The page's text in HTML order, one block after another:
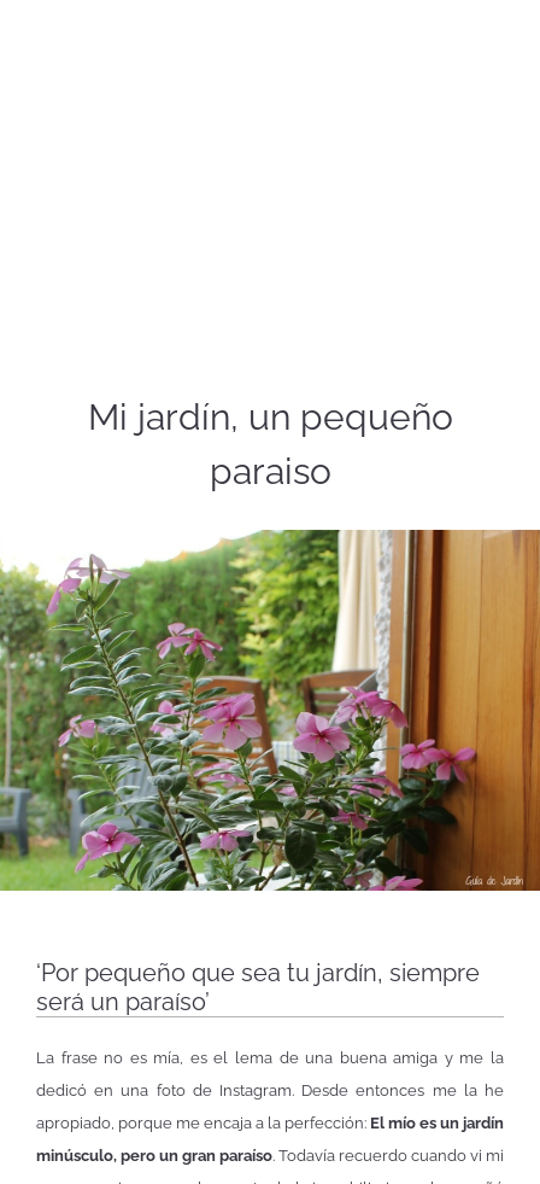
Mi jardín, un pequeño
paraiso
‘Por pequeño que sea tu jardín, siempre
será un paraíso’
La frase no es mía, es el lema de una buena amiga y me la
dedicó en una foto de Instagram. Desde entonces me la he
apropiado, porque me encaja a la perfección: El mío es un jardín
minúsculo, pero un gran paraíso. Todavía recuerdo cuando vi mi